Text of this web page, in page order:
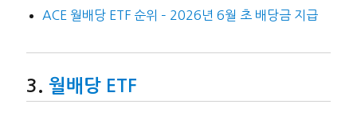
ACE 월배당 ETF 순위 – 2026년 6월 초 배당금 지급
월배당 ETF